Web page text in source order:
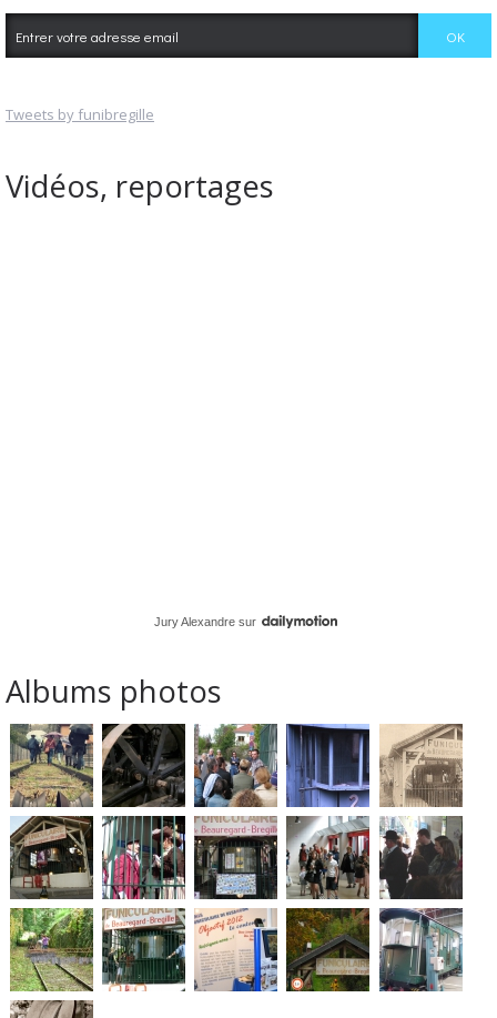
Tweets by funibregille
Vidéos, reportages
Jury Alexandre sur
Albums photos